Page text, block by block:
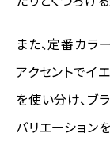
また、定番カラ
アクセントでイ
を使い分け、ブ
バリエーション